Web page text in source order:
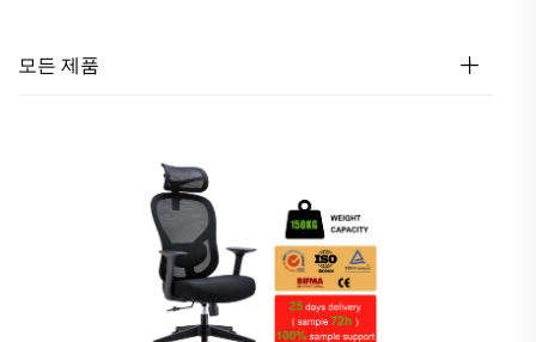
모든 제품